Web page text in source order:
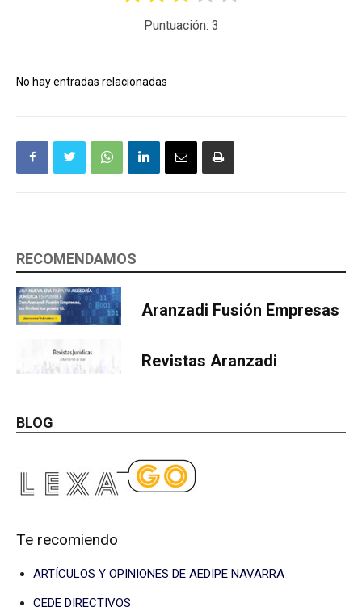
Puntuación: 3
No hay entradas relacionadas
RECOMENDAMOS
Aranzadi Fusión Empresas
Revistas Aranzadi
BLOG
Te recomiendo
ARTÍCULOS Y OPINIONES DE AEDIPE NAVARRA
CEDE DIRECTIVOS